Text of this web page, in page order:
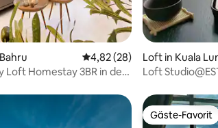
4,87 von 5, 143 Bewertungen
Durchschnittliche
4,82 (28)
Loft Homestay 3BR in der
Loft in Kuala
Loft
Gäste-Favorit
Gäste-Favorit